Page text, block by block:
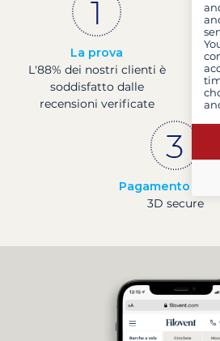
La prova
L'88% dei nostri clienti è
soddisfatto dalle
recensioni verificate
Pagamento
3D secure